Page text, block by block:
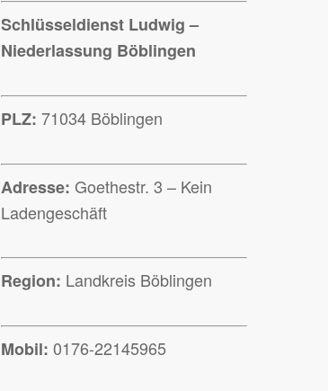
Schlüsseldienst Ludwig –
Niederlassung Böblingen
PLZ: 71034 Böblingen
Adresse: Goethestr. 3 – Kein
Ladengeschäft
Region: Landkreis Böblingen
Mobil: 0176-22145965